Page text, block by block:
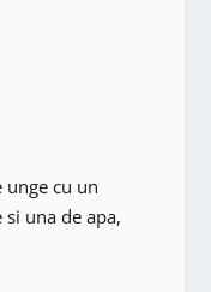
unge cu un
una de apa,